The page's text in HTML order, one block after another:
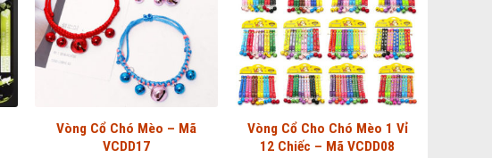
Vòng Cổ Chó Mèo – Mã
VCDD17
Vòng Cổ Cho Chó Mèo 1 Vỉ
12 Chiếc – Mã VCDD08